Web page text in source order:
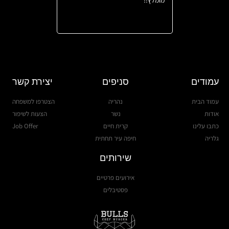
עמודים
עמוד הבית
אודות
כתבו עלינו
גלריה
סניפים
נהריה
נשר
קרית חיים
חיפה עיר תחתית
שירותים
אירועים פרטיים
פסטיבלים
יצירת קשר
הצטרפו למשפחה
הצעות לשיפור
Job Offer